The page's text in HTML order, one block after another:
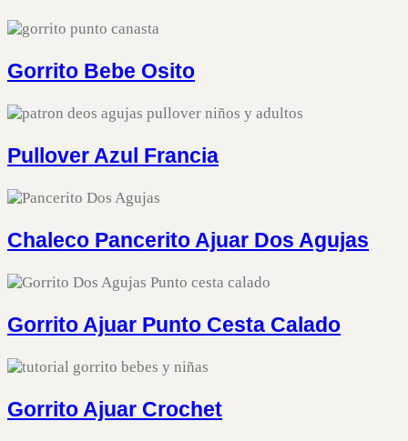
Gorrito Bebe Osito
Pullover Azul Francia
Chaleco Pancerito Ajuar Dos Agujas
Gorrito Ajuar Punto Cesta Calado
Gorrito Ajuar Crochet